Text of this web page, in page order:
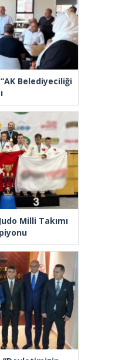
Belediyeciliği
Milli Takımı